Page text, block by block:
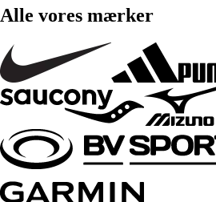
Alle vores mærker